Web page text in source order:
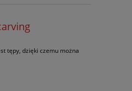
tępy, dzięki czemu można